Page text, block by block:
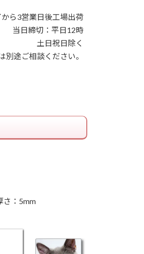
ら3営業日後工場出荷
当日締切：平日12時
土日祝日除く
別途ご相談ください。
：5mm